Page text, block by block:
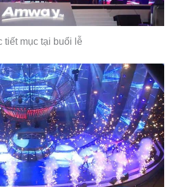
tiết mục tại buổi lễ